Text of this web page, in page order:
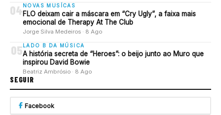
04 NOVAS MUSÍCAS
FLO deixam cair a máscara em “Cry Ugly”, a faixa mais
emocional de Therapy At The Club
Jorge Silva Medeiros · 8 Ago
05 LADO B DA MÚSICA
A história secreta de “Heroes”: o beijo junto ao Muro que
inspirou David Bowie
Beatriz Ambrósio · 8 Ago
SEGUIR
Facebook